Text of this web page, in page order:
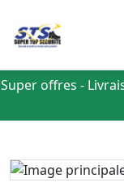
Super offres -